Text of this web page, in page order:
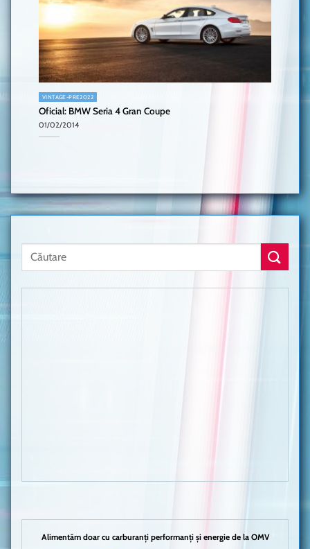
VINTAGE-PRE2022
Oficial: BMW Seria 4 Gran Coupe
01/02/2014
Alimentăm doar cu carburanți performanți și energie de la OMV